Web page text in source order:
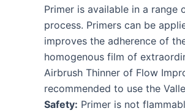
Primer is available in a
process. Primers can be
improves the adherence of
homogenous film of
Airbrush Thinner of Flow
recommended to use the
Safety: Primer is not